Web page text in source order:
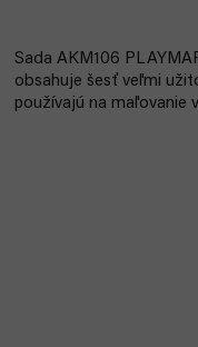
Sada AKM106
obsahuje šesť veľmi
používajú na maľovanie